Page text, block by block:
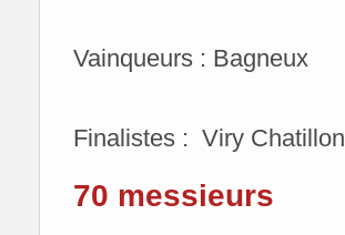
Vainqueurs : Bagneux
Finalistes : Viry Chatillon
70 messieurs